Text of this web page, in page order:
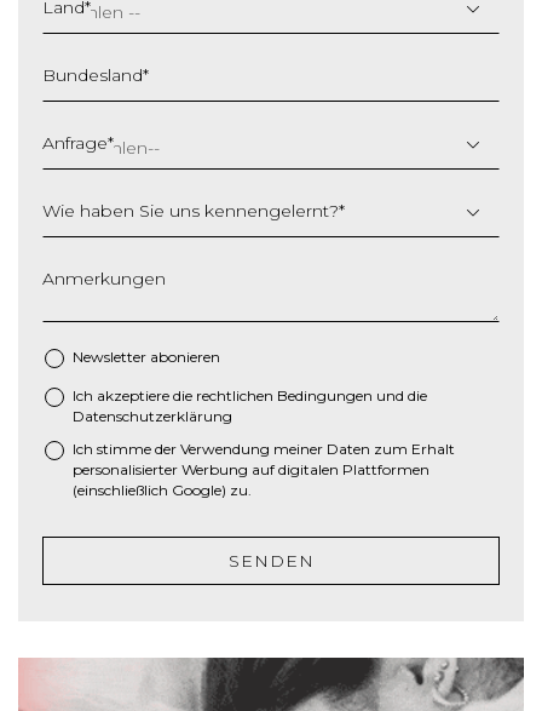
S
h
ä
g
t
r
i
h
M
S
h
g
t
Land*
Bundesland*
Anfrage*
Wie haben Sie uns kennengelernt?*
Anmerkungen
Newsletter abonieren
* Ich akzeptiere die rechtlichen Bedingungen und die
Datenschutzerklärung
Ich stimme der Verwendung meiner Daten zum Erhalt
personalisierter Werbung auf digitalen Plattformen
(einschließlich Google) zu.
SENDEN